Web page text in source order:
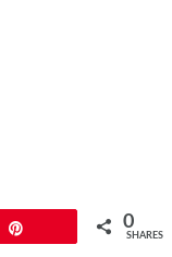
0
SHARES